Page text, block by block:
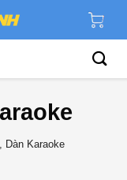
Dàn Karaoke